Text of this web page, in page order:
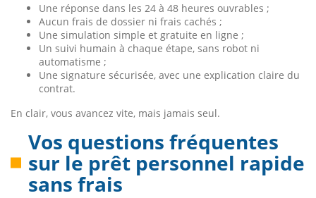
Une réponse dans les 24 à 48 heures ouvrables ;
Aucun frais de dossier ni frais cachés ;
Une simulation simple et gratuite en ligne ;
Un suivi humain à chaque étape, sans robot ni
automatisme ;
Une signature sécurisée, avec une explication claire du
contrat.
En clair, vous avancez vite, mais jamais seul.
Vos questions fréquentes
sur le prêt personnel rapide
sans frais